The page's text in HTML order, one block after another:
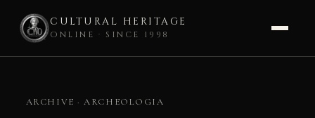
CULTURAL HERITAGE
ONLINE · SINCE 1998
contentARCHIVE · ARCHEOLOGIA